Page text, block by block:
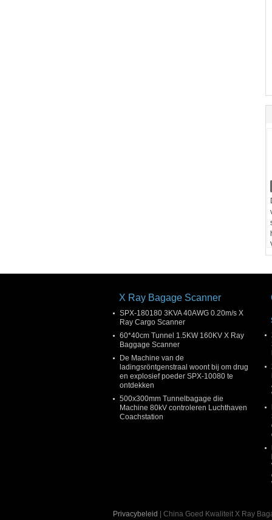
X Ray Bagage Scanner
SPX-180180 3KVA 40AWG 0.20m/s X
Ray Cargo Scanner
60*40cm Tunnel 1.5KW 160KV X Ray
Baggage Scanner
De Machine van de
ladingsröntgenstraal woont bij om drug
en explosief poeder SPX-10080 te
ontdekken
500x300mm Tunnelbagage die
Machine 80kV controleren Luchthaven
Coachstation
Privacybeleid | China Goed Kwaliteit X Ray